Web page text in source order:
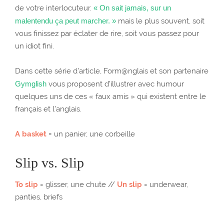
de votre interlocuteur. « On sait jamais, sur un
malentendu ça peut marcher. » mais le plus souvent, soit
vous finissez par éclater de rire, soit vous passez pour
un idiot fini.
Dans cette série d’article, Form@nglais et son partenaire
Gymglish vous proposent d’illustrer avec humour
quelques uns de ces « faux amis » qui existent entre le
français et l’anglais.
A basket = un panier, une corbeille
Slip vs. Slip
To slip = glisser, une chute // Un slip = underwear,
panties, briefs